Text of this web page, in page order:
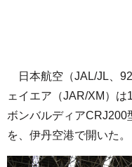
日本航空（JAL/JL、
ェイエア（JAR/XM）
ボンバルディアCRJ200
を、伊丹空港で開いた。